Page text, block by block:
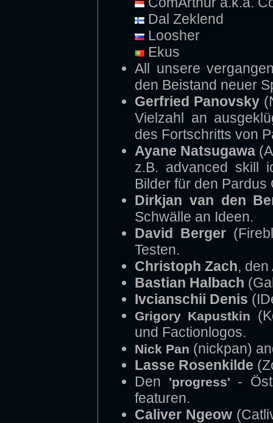
Dal Zeklend
Loosher
Ekus
All unsere
den Beistand neuer
Gerfried Panovsky
Vielzahl an
des Fortschritts von
Ayane Natsugawa
z.B. advanced skill
Bilder für den Pardus
Dirkjan van den
Schwälle an Ideen.
David Berger
Testen.
Christoph Zach,
Bastian Halbach
Ivcianschii Denis
Grigory Kapustkin
und Factionlogos.
Nick Pan (nickpan)
Lasse Rosenkilde
Den
'progress' -
featuren.
Caliver Ngeow